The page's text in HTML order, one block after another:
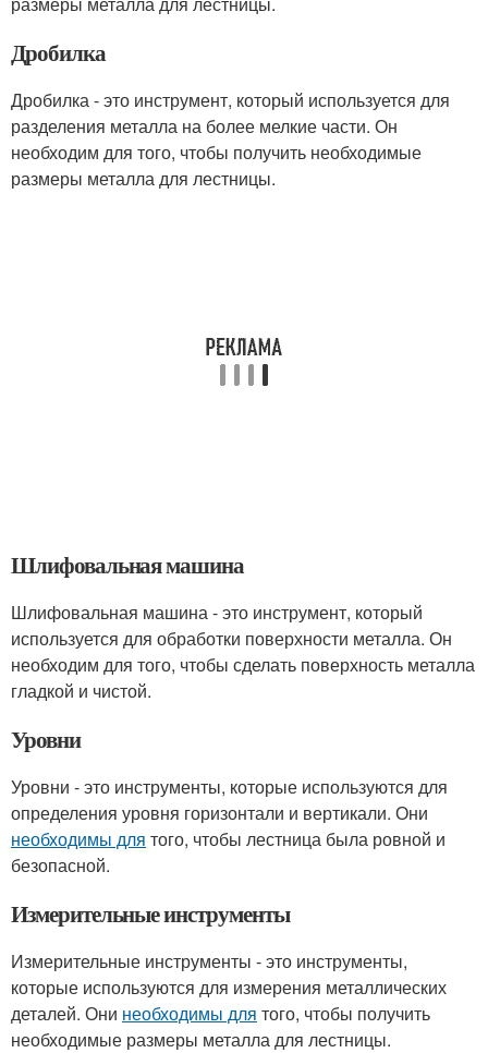
Дробилка
Дробилка - это инструмент, который используется для
разделения металла на более мелкие части. Он
необходим для того, чтобы получить необходимые
размеры металла для лестницы.
Шлифовальная машина
Шлифовальная машина - это инструмент, который
используется для обработки поверхности металла. Он
необходим для того, чтобы сделать поверхность металла
гладкой и чистой.
Уровни
Уровни - это инструменты, которые используются для
определения уровня горизонтали и вертикали. Они
необходимы для того, чтобы лестница была ровной и
безопасной.
Измерительные инструменты
Измерительные инструменты - это инструменты,
которые используются для измерения металлических
деталей. Они необходимы для того, чтобы получить
необходимые размеры металла для лестницы.